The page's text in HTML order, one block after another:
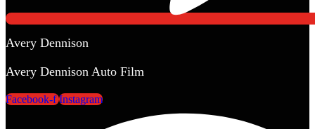
Avery Dennison
Avery Dennison Auto Film
Facebook-f Instagram